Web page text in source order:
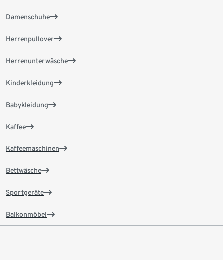
Damenschuhe
Herrenpullover
Herrenunterwäsche
Kinderkleidung
Babykleidung
Kaffee
Kaffeemaschinen
Bettwäsche
Sportgeräte
Balkonmöbel